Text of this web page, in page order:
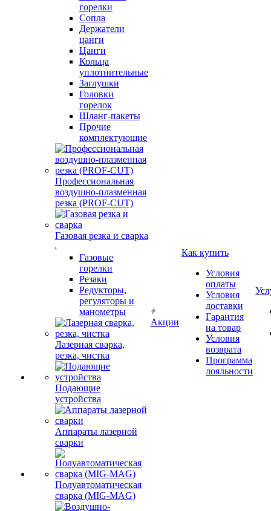
горелки
Сопла
Держатели
цанги
Цанги
Кольца
уплотнительные
Заглушки
Головки
горелок
Шланг-пакеты
Прочие
комплектующие
Профессиональная
воздушно-плазменная
резка (PROF-CUT)
Газовая резка и сварка
Газовые
горелки
Резаки
Редукторы,
регуляторы и
манометры
Лазерная сварка,
резка, чистка
Подающие
устройства
Аппараты лазерной
сварки
Полуавтоматическая
сварка (MIG-MAG)
Акции
Как купить
Условия
оплаты
Условия
доставки
Гарантия
на товар
Условия
возврата
Программа
лояльности